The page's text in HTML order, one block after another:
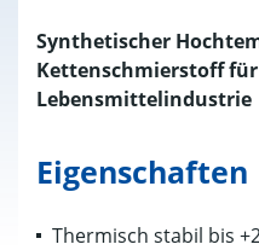
Synthetischer
Kettenschmierstoff
Lebensmittelindustrie
Eigenschaften
Thermisch stabil bis